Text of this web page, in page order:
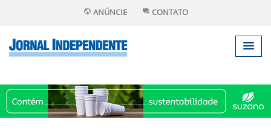
ANÚNCIE CONTATO